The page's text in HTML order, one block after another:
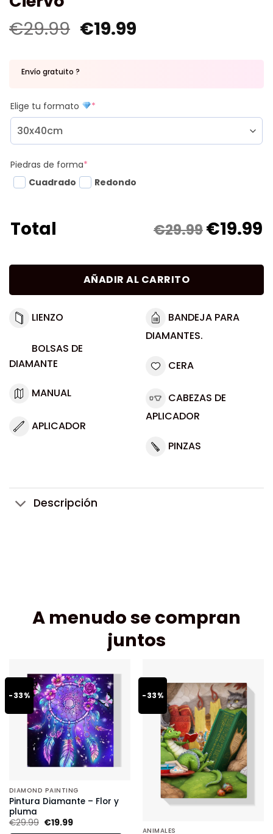
€29.99 €19.99
Envío gratuito ?
Elige tu formato *
Piedras de forma*
Cuadrado
Redondo
Total €29.99€19.99
AÑADIR AL CARRITO
LIENZO
BOLSAS DE
DIAMANTE
MANUAL
APLICADOR
BANDEJA PARA
DIAMANTES.
CERA
CABEZAS DE
APLICADOR
PINZAS
Descripción
A menudo se compran
juntos
-33%
DIAMOND PAINTING
Pintura Diamante – Flor y
pluma
€29.99 €19.99
-33%
ANIMALES